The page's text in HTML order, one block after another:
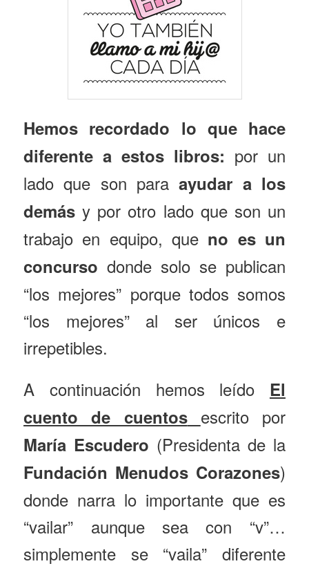
Hemos recordado lo que hace
diferente a estos libros: por un
lado que son paraayudar a los
demás y por otro lado que son un
trabajo en equipo, que no es un
concurso donde solo se publican
“los mejores” porque todos somos
“los mejores” al ser únicos e
irrepetibles.
A continuación hemos leído El
cuento de cuentos
escrito por
María Escudero (Presidenta de la
Fundación Menudos Corazones)
donde narra lo importante que es
“vailar” aunque sea con “v”…
simplemente se “vaila” diferente